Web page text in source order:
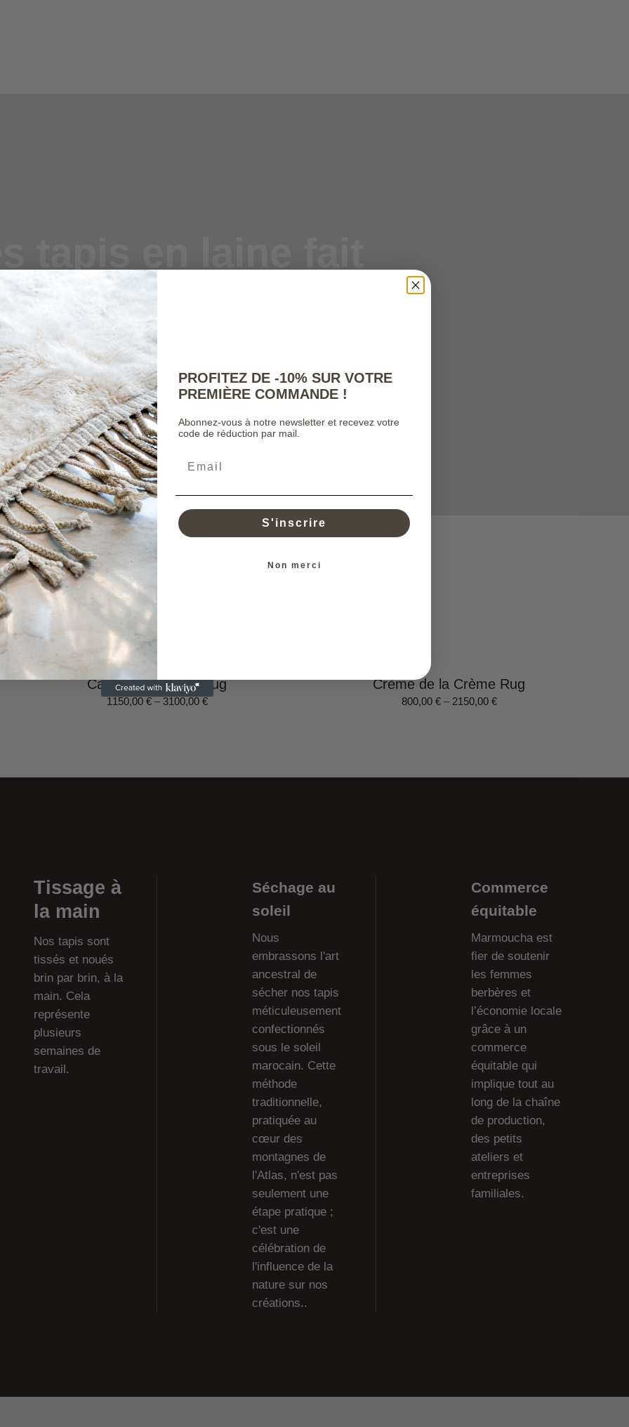
pour un style
intemporel.
Carrés Fusionnés Rug
1150,00 €–3100,00 €
Crème de la Crème Rug
800,00 €– 2150,00 €
Tissage à
la main
Nos tapis sont
tissés et noués
brin par brin, à la
main. Cela
représente
plusieurs
semaines de
travail.
Séchage au
soleil
Nous
embrassons l'art
ancestral de
sécher nos tapis
méticuleusement
confectionnés
sous le soleil
marocain. Cette
méthode
traditionnelle,
pratiquée au
cœur des
montagnes de
l'Atlas, n'est pas
seulement une
étape pratique ;
c'est une
célébration de
l'influence de la
nature sur nos
créations..
Commerce
équitable
Marmoucha est
fier de soutenir
les femmes
berbères et
l’économie locale
grâce à un
commerce
équitable qui
implique tout au
long de la chaîne
de production,
des petits
ateliers et
entreprises
familiales.
PROFITEZ DE -10% SUR VOTRE
PREMIÈRE COMMANDE !
Abonnez-vous à notre newsletter et recevez votre
code de réduction par mail.
S'inscrire
Non merci